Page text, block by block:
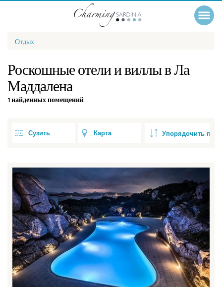
Отдых
Роскошные отели и виллы в Ла
Маддалена
1 найденных помещений
Сузить Карта